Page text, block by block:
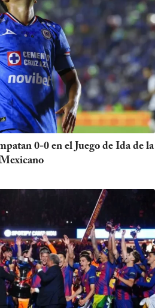
0-0 en el Juego de Ida de la